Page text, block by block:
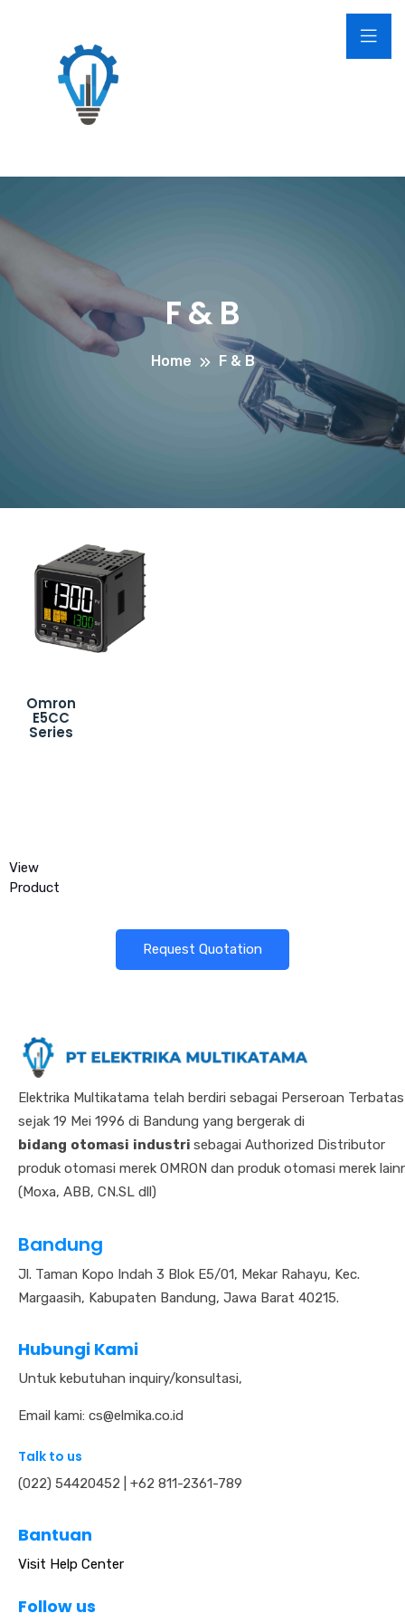
F & B
Home F & B
Omron
E5CC
Series
View
Product
Request Quotation
Elektrika Multikatama telah berdiri sebagai Perseroan Terbatas
sejak 19 Mei 1996 di Bandung yang bergerak di
bidang otomasi industri sebagai Authorized Distributor
produk otomasi merek OMRON dan produk otomasi merek
(Moxa, ABB, CN.SL dll)
Bandung
Jl. Taman Kopo Indah 3 Blok E5/01, Mekar Rahayu, Kec.
Margaasih, Kabupaten Bandung, Jawa Barat 40215.
Hubungi Kami
Untuk kebutuhan inquiry/konsultasi,
Email kami: cs@elmika.co.id
Talk to us
(022) 54420452 | +62 811-2361-789
Bantuan
Visit Help Center
Follow us